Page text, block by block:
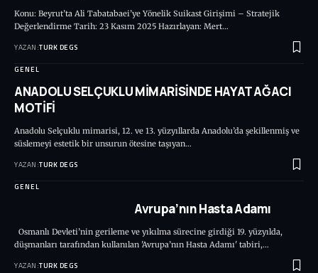
Konu: Beyrut’ta Ali Tabatabaei’ye Yönelik Suikast Girişimi – Stratejik
Değerlendirme Tarih: 23 Kasım 2025 Hazırlayan: Mert…
YAZAN:TURK DEGS
GENEL
ANADOLU SELÇUKLU MİMARİSİNDE HAYAT AĞACI
MOTİFİ
Anadolu Selçuklu mimarisi, 12. ve 13. yüzyıllarda Anadolu’da şekillenmiş ve
süslemeyi estetik bir unsurun ötesine taşıyan…
YAZAN:TURK DEGS
GENEL
Avrupa’nın Hasta Adamı
Osmanlı Devleti’nin gerileme ve yıkılma sürecine girdiği 19. yüzyılda,
düşmanları tarafından kullanılan 'Avrupa’nın Hasta Adamı' tabiri,…
YAZAN:TURK DEGS